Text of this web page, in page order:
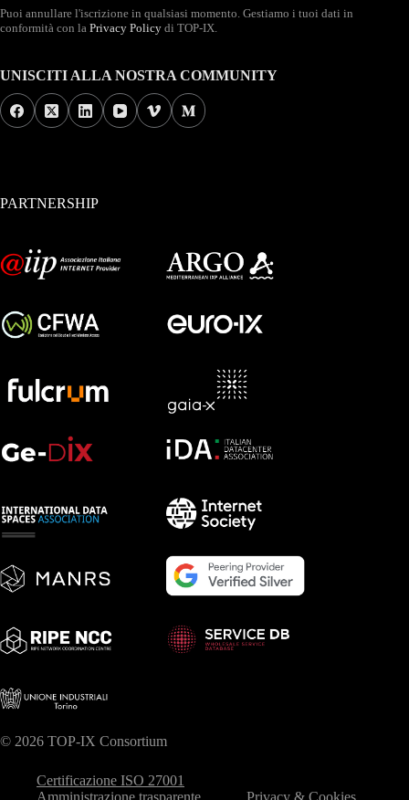
Puoi annullare l'iscrizione in qualsiasi momento. Gestiamo i tuoi dati in
conformità con la Privacy Policy di TOP-IX.
UNISCITI ALLA NOSTRA COMMUNITY
PARTNERSHIP
© 2026 TOP-IX Consortium
Certificazione ISO 27001
Amministrazione trasparente
Privacy & Cookies